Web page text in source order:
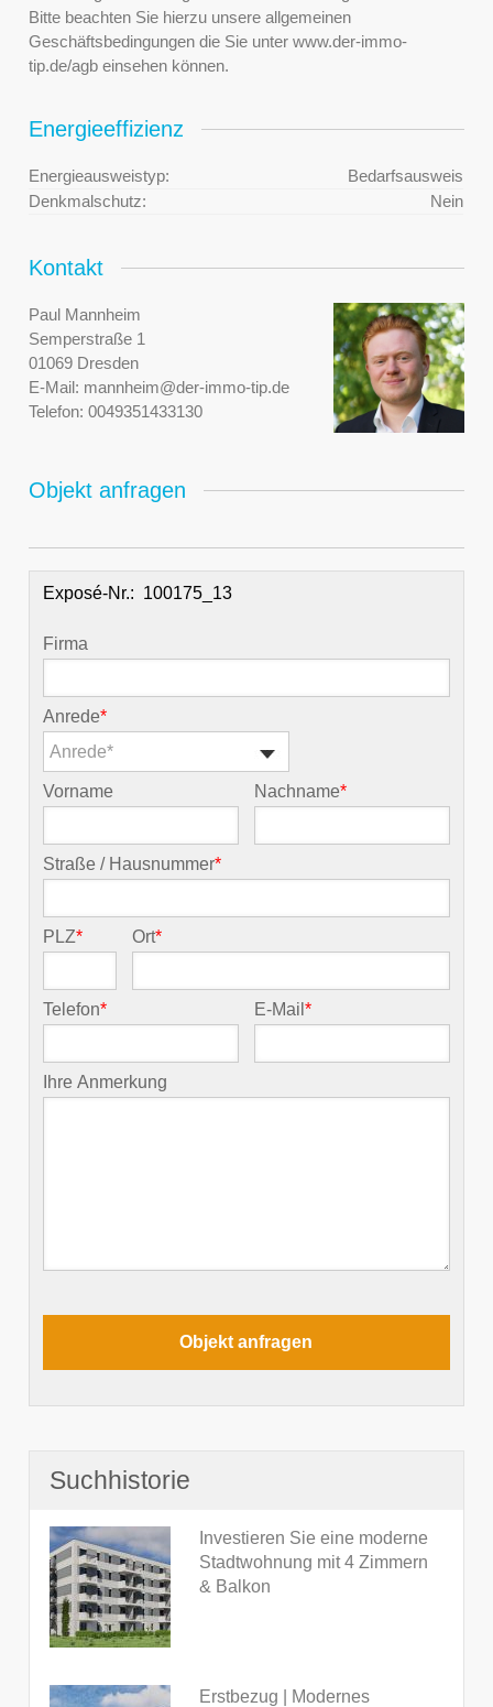
Bitte beachten Sie hierzu unsere allgemeinen
Geschäftsbedingungen die Sie unter www.der-immo-
tip.de/agb einsehen können.
Energieeffizienz
Energieausweistyp:
Bedarfsausweis
Denkmalschutz:
Nein
Kontakt
Paul Mannheim
Semperstraße 1
01069 Dresden
E-Mail: mannheim@der-immo-tip.de
Telefon: 0049351433130
Objekt anfragen
Exposé-Nr.:
Firma
Anrede*
Anrede*
Vorname Nachname*
Straße / Hausnummer*
PLZ* Ort*
Telefon* E-Mail*
Ihre Anmerkung
Suchhistorie
Investieren Sie eine moderne
Stadtwohnung mit 4 Zimmern
& Balkon
Erstbezug | Modernes